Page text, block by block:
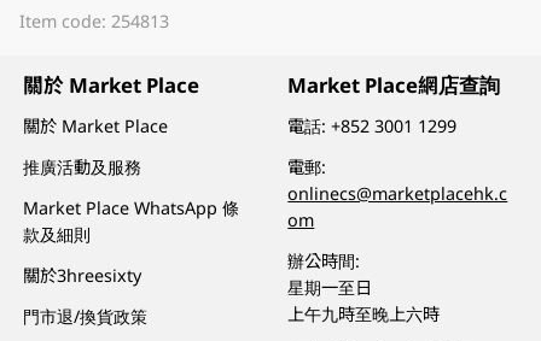
Item code: 254813
關於 Market Place
關於 Market Place
推廣活動及服務
Market Place WhatsApp 條
款及細則
關於3hreesixty
門市退/換貨政策
Market Place網店查詢
電話:+852 3001 1299
電郵:
onlinecs@marketplacehk.c
om
辦公時間:
星期一至日
上午九時至晚上六時